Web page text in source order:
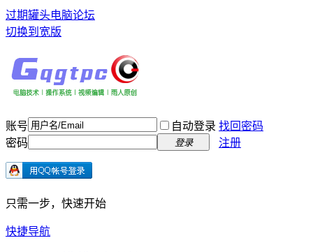
过期罐头电脑论坛
切换到宽版
账号 自动登录 找回密码
密码
登录 注册
只需一步，快速开始
快捷导航